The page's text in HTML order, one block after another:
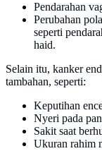
Pendarahan
Perubahan
seperti
haid.
Selain itu, kanker
tambahan, seperti:
Keputihan
Nyeri pada
Sakit saat
Ukuran rahim